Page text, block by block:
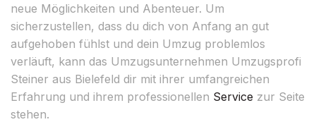
neue Möglichkeiten und Abenteuer. Um
sicherzustellen, dass du dich von Anfang an gut
aufgehoben fühlst und dein Umzug problemlos
verläuft, kann das Umzugsunternehmen Umzugsprofi
Steiner aus Bielefeld dir mit ihrer umfangreichen
Erfahrung und ihrem professionellen Service zur Seite
stehen.